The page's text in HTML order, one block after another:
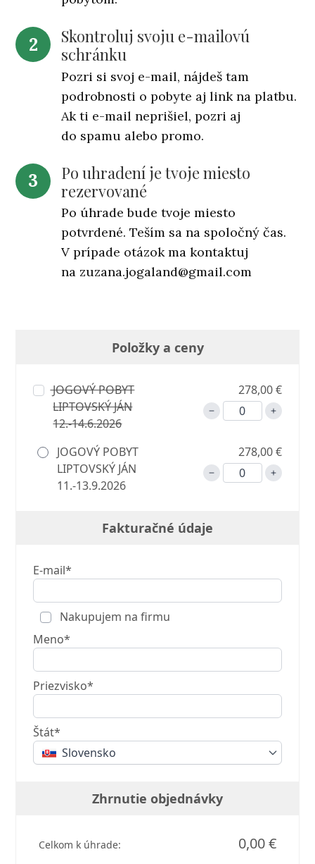
2
Skontroluj svoju e-mailovú
schránku
Pozri si svoj e-mail, nájdeš tam
podrobnosti o pobyte aj link na platbu.
Ak ti e-mail neprišiel, pozri aj
do spamu alebo promo.
3
Po uhradení je tvoje miesto
rezervované
Po úhrade bude tvoje miesto
potvrdené. Teším sa na spoločný čas.
V prípade otázok ma kontaktuj
na zuzana.jogaland@gmail.com
Položky a ceny
JOGOVÝ POBYT
LIPTOVSKÝ JÁN
12.-14.6.2026
278,00 €
JOGOVÝ POBYT
LIPTOVSKÝ JÁN
11.-13.9.2026
278,00 €
Fakturačné údaje
E-mail*
Nakupujem na firmu
Meno*
Priezvisko*
Štát*
Slovensko
Zhrnutie objednávky
Celkom k úhrade: 0,00 €